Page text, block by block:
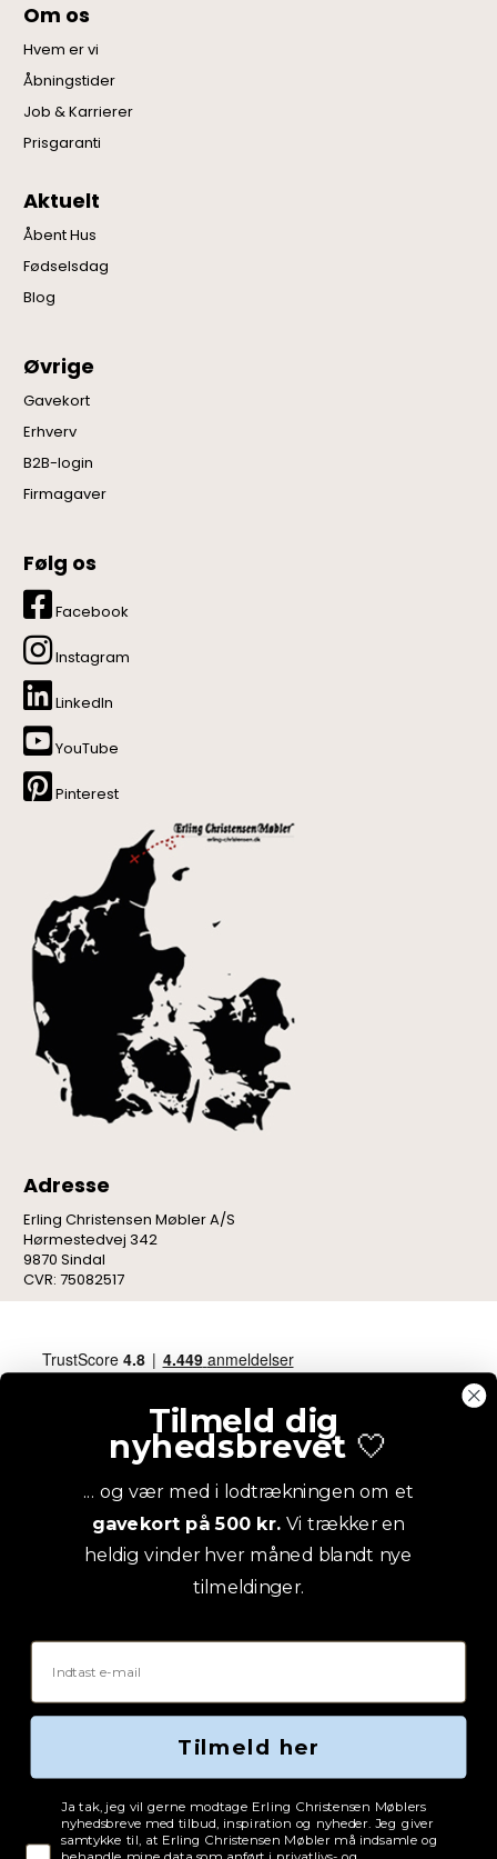
Om os
Hvem er vi
Åbningstider
Job & Karrierer
Prisgaranti
Aktuelt
Åbent Hus
Fødselsdag
Blog
Øvrige
Gavekort
Erhverv
B2B-login
Firmagaver
Følg os
Facebook
Instagram
LinkedIn
YouTube
Pinterest
Adresse
Erling Christensen Møbler A/S
Hørmestedvej 342
9870 Sindal
CVR: 75082517
Tilmeld dig
nyhedsbrevet 🤍
... og vær med i lodtrækningen om et
gavekort på 500 kr. Vi trækker en
heldig vinder hver måned blandt nye
tilmeldinger.
Email
Tilmeld her
Tjekboks samtykke
Ja tak, jeg vil gerne modtage Erling Christensen Møblers
nyhedsbreve med tilbud, inspiration og nyheder. Jeg giver
samtykke til, at Erling Christensen Møbler må indsamle og